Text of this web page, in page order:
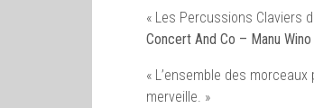
« Les Percussions Claviers
Concert And Co – Manu Wino
« L’ensemble des
merveille. »